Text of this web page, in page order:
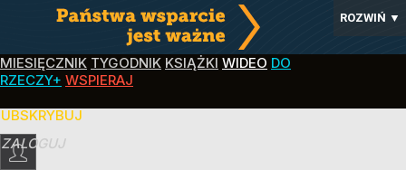
ROZWIŃ ▼
MIESIĘCZNIK TYGODNIK KSIĄŻKI WIDEO DO
RZECZY+ WSPIERAJ
ZALOGUJ